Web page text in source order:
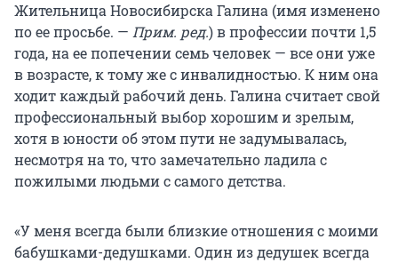
Жительница Новосибирска Галина (имя изменено
по ее просьбе. — Прим. ред.) в профессии почти 1,5
года, на ее попечении семь человек — все они уже
в возрасте, к тому же с инвалидностью. К ним она
ходит каждый рабочий день. Галина считает свой
профессиональный выбор хорошим и зрелым,
хотя в юности об этом пути не задумывалась,
несмотря на то, что замечательно ладила с
пожилыми людьми с самого детства.
«У меня всегда были близкие отношения с моими
бабушками-дедушками. Один из дедушек всегда